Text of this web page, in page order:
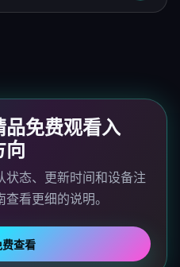
免费观看入
向
态、更新时间和设备注
看更细的说明。
查看